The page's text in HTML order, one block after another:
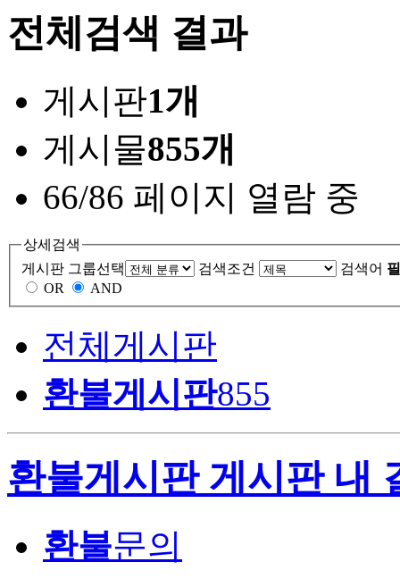
전체검색 결과
게시판1개
게시물855개
66/86 페이지 열람 중
상세검색
게시판 그룹선택
검색조건 검색어
OR
AND
전체게시판
환불게시판855
환불게시판 게시판 내
환불문의